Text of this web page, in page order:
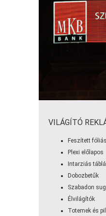
VILÁGÍTÓ
Feszített fóliás
Plexi előlapos
Intarziás
Dobozbetűk
Szabadon
Élvilágítók
Totemek és